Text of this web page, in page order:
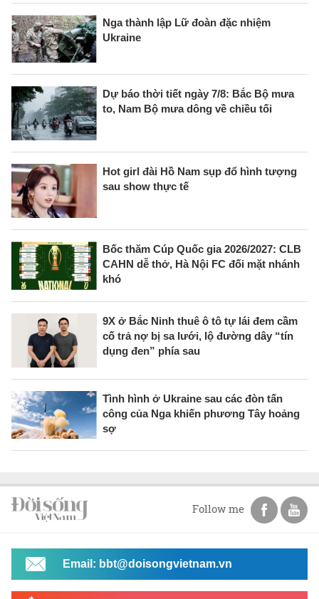
Nga thành lập Lữ đoàn đặc nhiệm
Ukraine
Dự báo thời tiết ngày 7/8: Bắc Bộ mưa
to, Nam Bộ mưa dông về chiều tối
Hot girl đài Hồ Nam sụp đổ hình tượng
sau show thực tế
Bốc thăm Cúp Quốc gia 2026/2027: CLB
CAHN dễ thở, Hà Nội FC đối mặt nhánh
khó
9X ở Bắc Ninh thuê ô tô tự lái đem cầm
cố trả nợ bị sa lưới, lộ đường dây “tín
dụng đen” phía sau
Tình hình ở Ukraine sau các đòn tấn
công của Nga khiến phương Tây hoảng
sợ
Follow me
Email: bbt@doisongvietnam.vn